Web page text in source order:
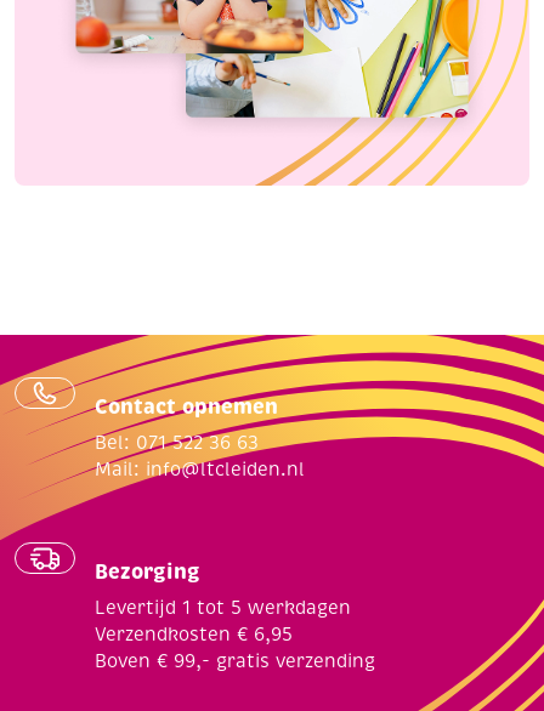
Contact opnemen
Bel: 071 522 36 63
Mail: info@ltcleiden.nl
Bezorging
Levertijd 1 tot 5 werkdagen
Verzendkosten € 6,95
Boven € 99,- gratis verzending